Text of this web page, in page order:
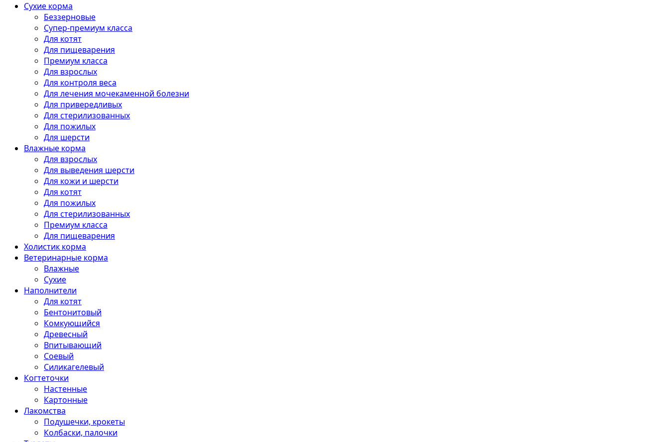
Сухие корма
Беззерновые
Супер-премиум класса
Для котят
Для пищеварения
Премиум класса
Для взрослых
Для контроля веса
Для лечения мочекаменной болезни
Для привередливых
Для стерилизованных
Для пожилых
Для шерсти
Влажные корма
Для взрослых
Для выведения шерсти
Для кожи и шерсти
Для котят
Для пожилых
Для стерилизованных
Премиум класса
Для пищеварения
Холистик корма
Ветеринарные корма
Влажные
Сухие
Наполнители
Для котят
Бентонитовый
Комкующийся
Древесный
Впитывающий
Соевый
Силикагелевый
Когтеточки
Настенные
Картонные
Лакомства
Подушечки, крокеты
Колбаски, палочки